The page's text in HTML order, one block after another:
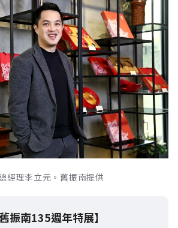
經理李立元。舊振南提供
振南135週年特展】